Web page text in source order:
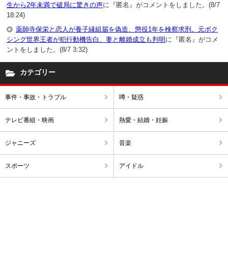
生から2年未満で破局に驚きの声に『匿名』がコメントをしました。(8/7
18:24)
薬師寺保栄と恋人が養子縁組届を偽造、懲役1年を検察求刑。元ボク
シング世界王者が犯行動機告白、妻と離婚成立も判明に『匿名』がコメ
ントをしました。(8/7 3:32)
カテゴリー
事件・事故・トラブル 噂・疑惑
テレビ番組・映画 熱愛・結婚・妊娠
ジャニーズ 音楽
スポーツ アイドル